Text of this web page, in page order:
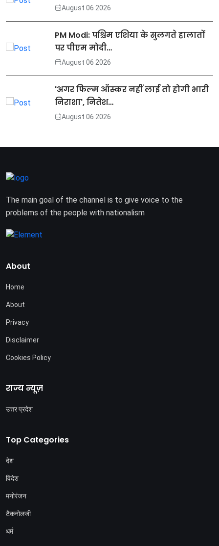
August 06 2026
PM Modi: पश्चिम एशिया के सुलगते हालातों
पर पीएम मोदी…
August 06 2026
'अगर फिल्म ऑस्कर नहीं लाई तो होगी भारी
निराशा', नितेश…
August 06 2026
The main goal of the channel is to give voice to the
problems of the people with nationalism
About
Home
About
Privacy
Disclaimer
Cookies Policy
राज्य न्यूज़
उत्तर प्रदेश
Top Categories
देश
विदेश
मनोरंजन
टैकनोलजी
धर्म